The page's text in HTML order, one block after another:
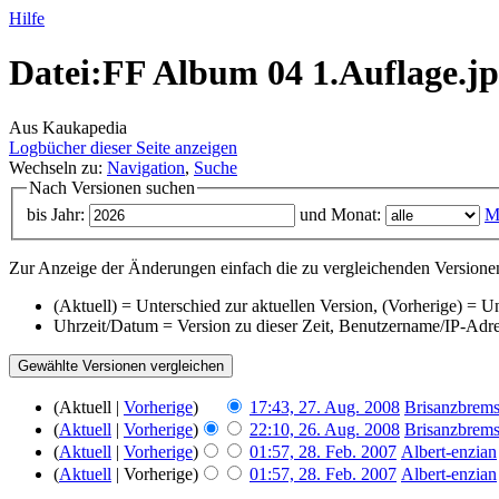
Hilfe
Datei:FF Album 04
Aus Kaukapedia
Logbücher dieser Seite anzeigen
Wechseln zu: Navigation, Suche
Nach Versionen suchen
bis Jahr:
und Monat:
Zur Anzeige der Änderungen einfach die zu vergleichenden
(Aktuell) = Unterschied zur aktuellen Version, (Vorherige) =
Uhrzeit/Datum = Version zu dieser Zeit, Benutzername/IP-
(Aktuell | Vorherige) 17:43, 27. Aug. 2008
(Aktuell Vorherige) 22:10, 26. Aug. 2008
(Aktuell Vorherige) 01:57, 28. Feb. 2007 Albert-enzian
(Aktuell | Vorherige) 01:57, 28. Feb. 2007 Albert-enzian